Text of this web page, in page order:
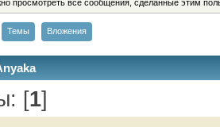
просмотреть все сообщения, сделанные этим
Темы Вложения
[1]